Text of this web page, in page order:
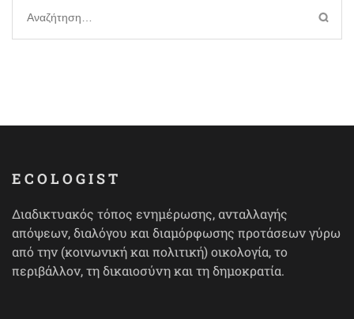
Αναζήτηση
για:
ECOLOGIST
Διαδικτυακός τόπος ενημέρωσης, ανταλλαγής
απόψεων, διαλόγου και διαμόρφωσης προτάσεων γύρω
από την (κοινωνική και πολιτική) οικολογία, το
περιβάλλον, τη δικαιοσύνη και τη δημοκρατία.